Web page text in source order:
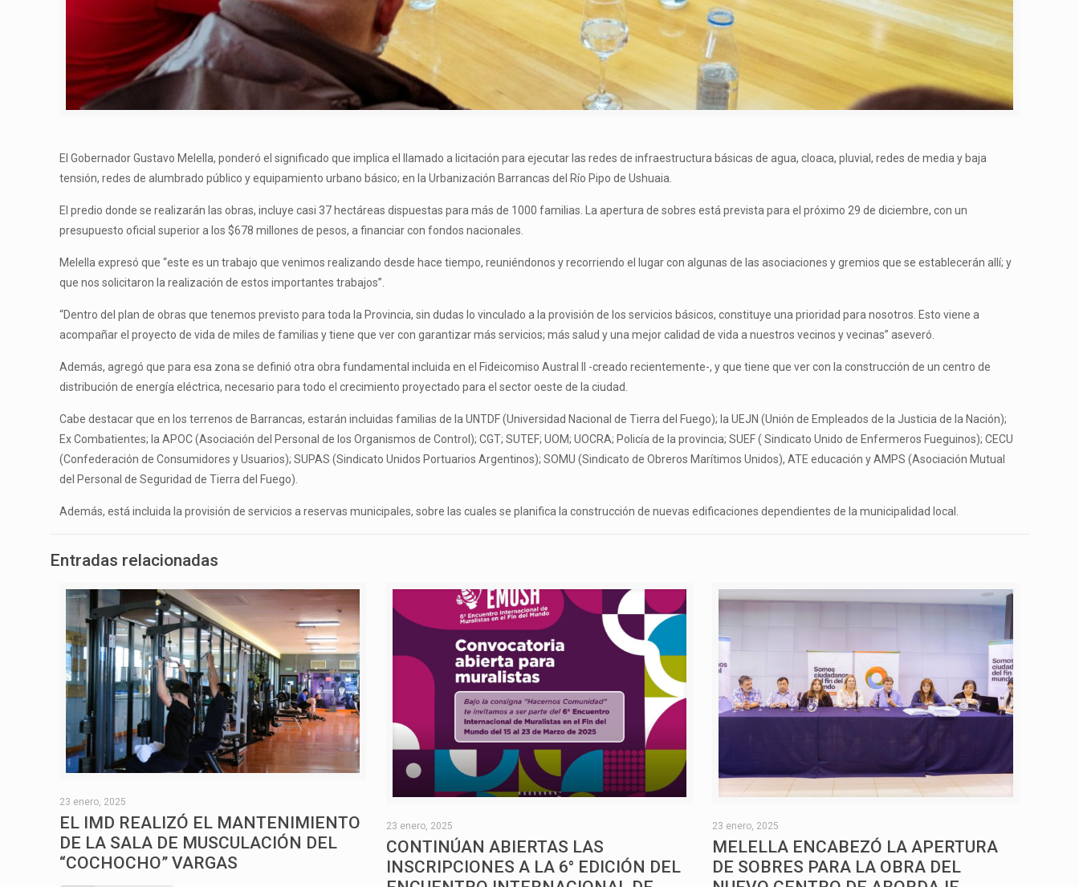
El Gobernador Gustavo Melella, ponderó el significado que implica el llamado a licitación para ejecutar las redes de infraestructura básicas de agua, cloaca, pluvial, redes de media y baja
tensión, redes de alumbrado público y equipamiento urbano básico; en la Urbanización Barrancas del Río Pipo de Ushuaia.
El predio donde se realizarán las obras, incluye casi 37 hectáreas dispuestas para más de 1000 familias. La apertura de sobres está prevista para el próximo 29 de diciembre, con un
presupuesto oficial superior a los $678 millones de pesos, a financiar con fondos nacionales.
Melella expresó que “este es un trabajo que venimos realizando desde hace tiempo, reuniéndonos y recorriendo el lugar con algunas de las asociaciones y gremios que se establecerán allí; y
que nos solicitaron la realización de estos importantes trabajos”.
“Dentro del plan de obras que tenemos previsto para toda la Provincia, sin dudas lo vinculado a la provisión de los servicios básicos, constituye una prioridad para nosotros. Esto viene a
acompañar el proyecto de vida de miles de familias y tiene que ver con garantizar más servicios; más salud y una mejor calidad de vida a nuestros vecinos y vecinas” aseveró.
Además, agregó que para esa zona se definió otra obra fundamental incluida en el Fideicomiso Austral II -creado recientemente-, y que tiene que ver con la construcción de un centro de
distribución de energía eléctrica, necesario para todo el crecimiento proyectado para el sector oeste de la ciudad.
Cabe destacar que en los terrenos de Barrancas, estarán incluidas familias de la UNTDF (Universidad Nacional de Tierra del Fuego); la UEJN (Unión de Empleados de la Justicia de la Nación);
Ex Combatientes; la APOC (Asociación del Personal de los Organismos de Control); CGT; SUTEF; UOM; UOCRA; Policía de la provincia; SUEF ( Sindicato Unido de Enfermeros Fueguinos); CECU
(Confederación de Consumidores y Usuarios); SUPAS (Sindicato Unidos Portuarios Argentinos); SOMU (Sindicato de Obreros Marítimos Unidos), ATE educación y AMPS (Asociación Mutual
del Personal de Seguridad de Tierra del Fuego).
Además, está incluida la provisión de servicios a reservas municipales, sobre las cuales se planifica la construcción de nuevas edificaciones dependientes de la municipalidad local.
Entradas relacionadas
23 enero, 2025
EL IMD REALIZÓ EL MANTENIMIENTO
DE LA SALA DE MUSCULACIÓN DEL
“COCHOCHO” VARGAS
23 enero, 2025
CONTINÚAN ABIERTAS LAS
INSCRIPCIONES A LA 6° EDICIÓN DEL
23 enero, 2025
MELELLA ENCABEZÓ LA APERTURA
DE SOBRES PARA LA OBRA DEL